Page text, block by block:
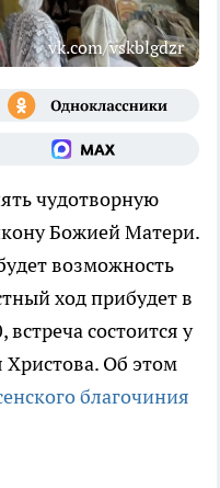
vk.com/vskblgdzr
чудотворную
Божией Матери.
возможность
ход прибудет в
состоится у
Христова. Об этом
благочиния